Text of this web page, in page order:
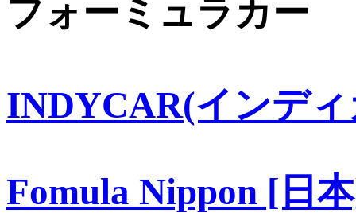
フォーミュラカー
INDYCAR(インデ
Fomula Nippon [日